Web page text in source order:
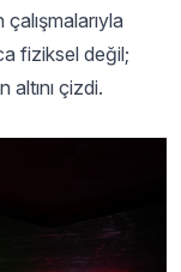
fiziksel değil;
çizdi.